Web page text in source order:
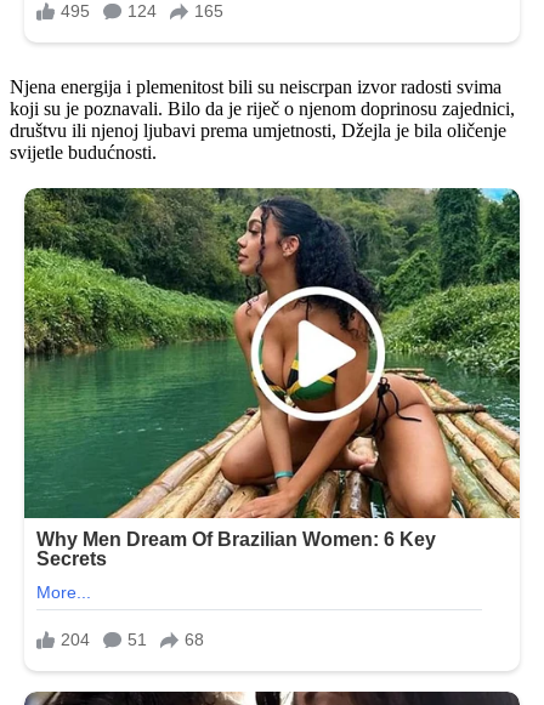
Njena energija i plemenitost bili su neiscrpan izvor radosti svima
koji su je poznavali. Bilo da je riječ o njenom doprinosu zajednici,
društvu ili njenoj ljubavi prema umjetnosti, Džejla je bila oličenje
svijetle budućnosti.